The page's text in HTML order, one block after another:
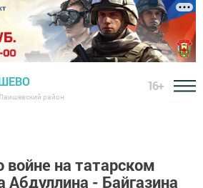
район
16+
войне на татарском
Абдуллина - Байгазина